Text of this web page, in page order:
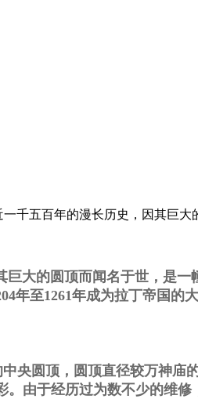
五百年的漫长历史，因其巨大
大的圆顶而闻名于世，是
年至1261年成为拉丁帝国的
央圆顶，圆顶直径较万神庙
由于经历过为数不少的维